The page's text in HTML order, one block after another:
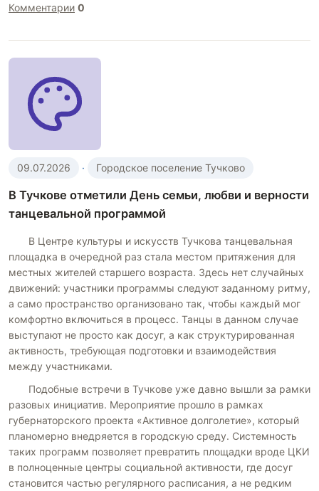
Комментарии 0
09.07.2026 · Городское поселение Тучково
В Тучкове отметили День семьи, любви и верности
танцевальной программой
В Центре культуры и искусств Тучкова танцевальная
площадка в очередной раз стала местом притяжения для
местных жителей старшего возраста. Здесь нет случайных
движений: участники программы следуют заданному ритму,
а само пространство организовано так, чтобы каждый мог
комфортно включиться в процесс. Танцы в данном случае
выступают не просто как досуг, а как структурированная
активность, требующая подготовки и взаимодействия
между участниками.
Подобные встречи в Тучкове уже давно вышли за рамки
разовых инициатив. Мероприятие прошло в рамках
губернаторского проекта «Активное долголетие», который
планомерно внедряется в городскую среду. Системность
таких программ позволяет превратить площадки вроде ЦКИ
в полноценные центры социальной активности, где досуг
становится частью регулярного расписания, а не редким